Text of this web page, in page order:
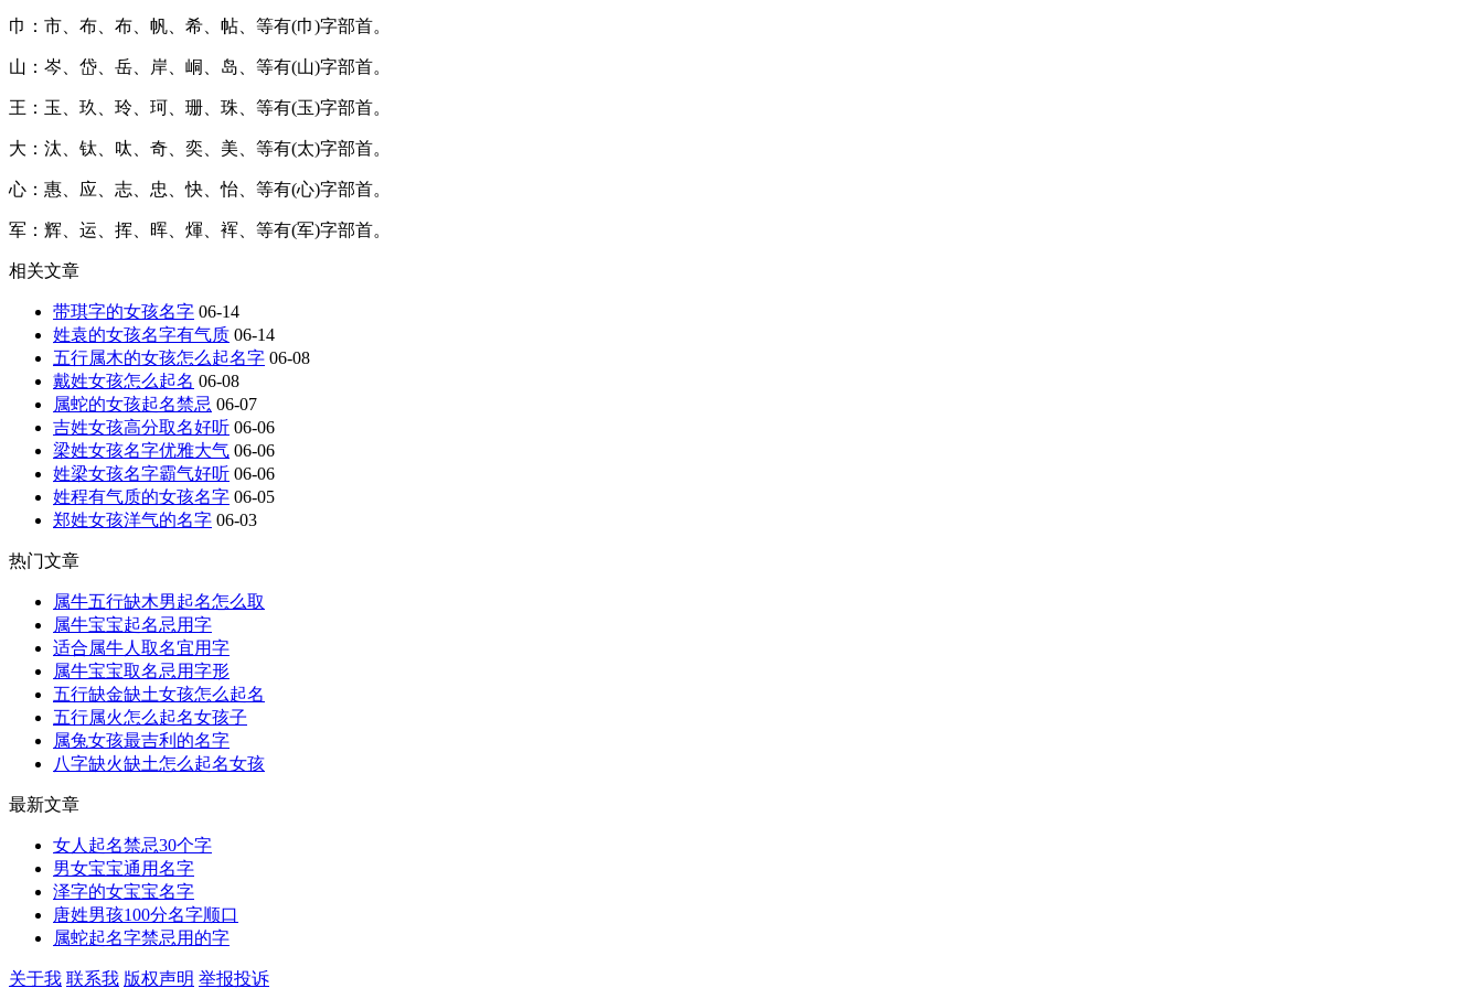
巾：市、布、布、帆、希、帖、等有(巾)字部首。
山：岑、岱、岳、岸、峒、岛、等有(山)字部首。
王：玉、玖、玲、珂、珊、珠、等有(玉)字部首。
大：汰、钛、呔、奇、奕、美、等有(太)字部首。
心：惠、应、志、忠、快、怡、等有(心)字部首。
军：辉、运、挥、晖、煇、裈、等有(军)字部首。
相关文章
带琪字的女孩名字 06-14
姓袁的女孩名字有气质 06-14
五行属木的女孩怎么起名字 06-08
戴姓女孩怎么起名 06-08
属蛇的女孩起名禁忌 06-07
吉姓女孩高分取名好听 06-06
梁姓女孩名字优雅大气 06-06
姓梁女孩名字霸气好听 06-06
姓程有气质的女孩名字 06-05
郑姓女孩洋气的名字 06-03
热门文章
属牛五行缺木男起名怎么取
属牛宝宝起名忌用字
适合属牛人取名宜用字
属牛宝宝取名忌用字形
五行缺金缺土女孩怎么起名
五行属火怎么起名女孩子
属兔女孩最吉利的名字
八字缺火缺土怎么起名女孩
最新文章
女人起名禁忌30个字
男女宝宝通用名字
泽字的女宝宝名字
唐姓男孩100分名字顺口
属蛇起名字禁忌用的字
关于我 联系我 版权声明 举报投诉